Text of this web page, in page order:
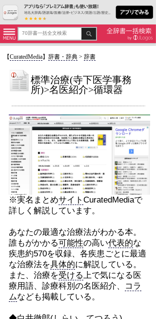
【CuratedMedia】 辞書・辞典> 辞書
標準治療(寺下医学事務
所)>名医紹介>循環器
※実名まとめサイト CuratedMediaで
詳しく解説しています。
あなたの最適な治療法がわかる本。
誰もがかかる可能性の高い代表的な
疾患約570を収録、各疾患ごとに最適
な治療法を具体的に解説している。
また、治療を受ける 上で気になる医
療用語、診療科別の名医紹介、
コラ
ムなども掲載している。